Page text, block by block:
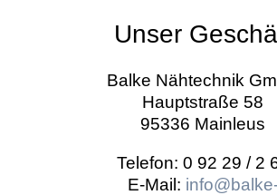
Unser
Balke Nähtechnik
Hauptstraße 58
95336 Mainleus
Telefon: 0 92 29 / 2
E-Mail: